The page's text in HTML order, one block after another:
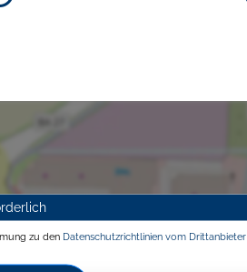
zu den Datenschutzrichtlinien vom Drittanbieter